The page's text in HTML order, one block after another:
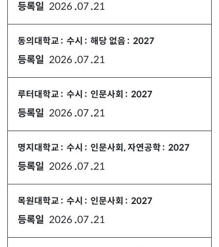
등록일 2026
년
07
월
21
일
동의대학교 수시 해당 없음 2027
등록일 2026
년
07
월
21
일
루터대학교 수시 인문사회 2027
등록일 2026
년
07
월
21
일
명지대학교 수시 인문사회, 자연공학 2027
등록일 2026
년
07
월
21
일
목원대학교 수시 인문사회 2027
등록일 2026
년
07
월
21
일